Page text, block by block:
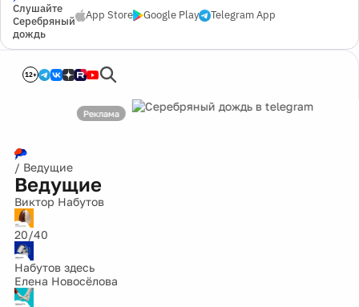
Слушайте
Серебряный
дождь
App Store Google Play Telegram App
12+
/ Ведущие
Ведущие
Виктор Набутов
20/40
Набутов здесь
Елена Новосёлова